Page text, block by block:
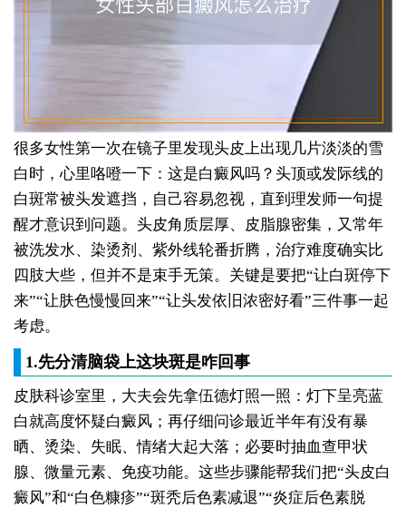
很多女性第一次在镜子里发现头皮上出现几片淡淡的雪
白时，心里咯噔一下：这是白癜风吗？头顶或发际线的
白斑常被头发遮挡，自己容易忽视，直到理发师一句提
醒才意识到问题。头皮角质层厚、皮脂腺密集，又常年
被洗发水、染烫剂、紫外线轮番折腾，治疗难度确实比
四肢大些，但并不是束手无策。关键是要把“让白斑停下
来”“让肤色慢慢回来”“让头发依旧浓密好看”三件事一起
考虑。
1.先分清脑袋上这块斑是咋回事
皮肤科诊室里，大夫会先拿伍德灯照一照：灯下呈亮蓝
白就高度怀疑白癜风；再仔细问诊最近半年有没有暴
晒、烫染、失眠、情绪大起大落；必要时抽血查甲状
腺、微量元素、免疫功能。这些步骤能帮我们把“头皮白
癜风”和“白色糠疹”“斑秃后色素减退”“炎症后色素脱